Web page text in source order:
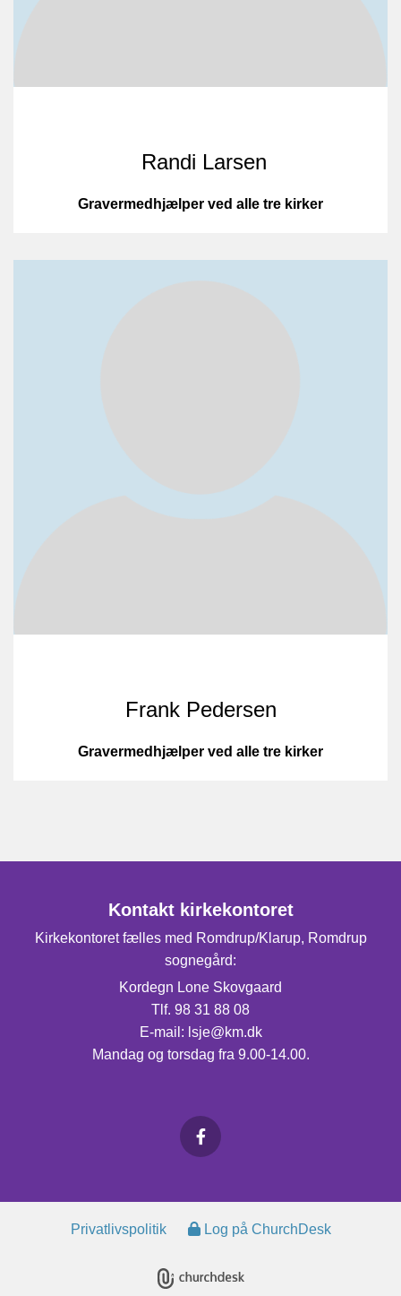
Randi Larsen
Gravermedhjælper ved alle tre kirker
Frank Pedersen
Gravermedhjælper ved alle tre kirker
Kontakt kirkekontoret
Kirkekontoret fælles med Romdrup/Klarup, Romdrup
sognegård:
Kordegn Lone Skovgaard
Tlf. 98 31 88 08
E-mail: lsje@km.dk
Mandag og torsdag fra 9.00-14.00.
Privatlivspolitik Log på ChurchDesk